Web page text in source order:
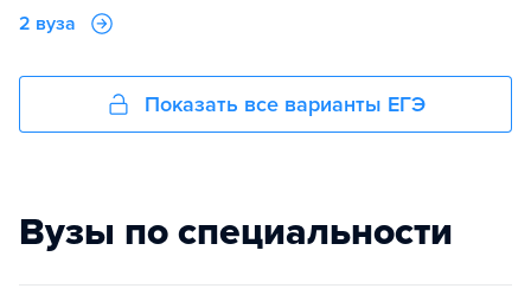
2 вуза
Показать все варианты ЕГЭ
Вузы по специальности